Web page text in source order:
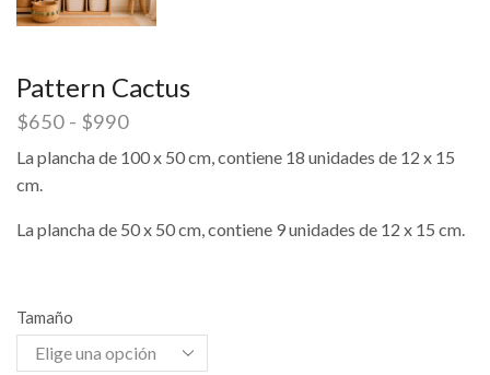
Pattern Cactus
$650 - $990
La plancha de 100 x 50 cm, contiene 18 unidades de 12 x 15
cm.
La plancha de 50 x 50 cm, contiene 9 unidades de 12 x 15 cm.
Tamaño